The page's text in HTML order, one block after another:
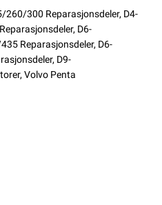
260/300 Reparasjonsdeler, D4-
, D6-
Reparasjonsdeler, D6-
, D9-
, Volvo Penta